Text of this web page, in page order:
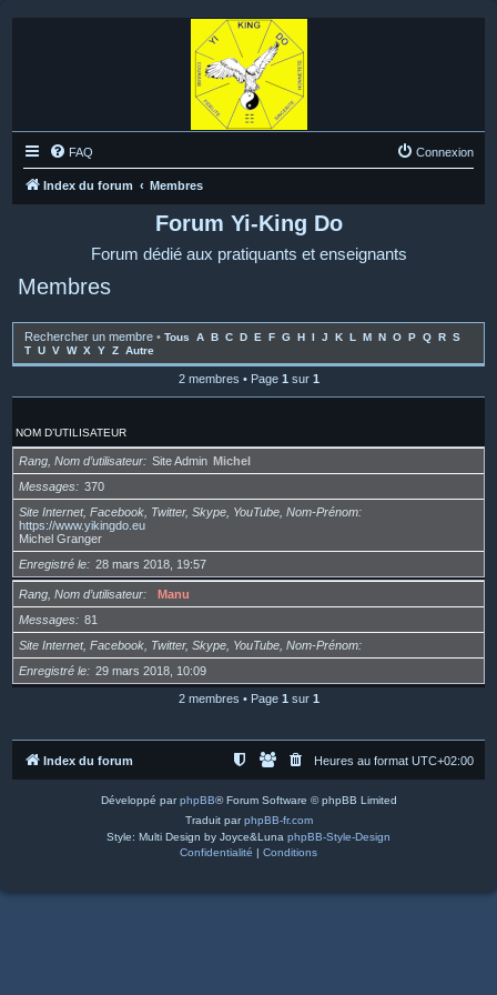
FAQ Connexion
Index du forum Membres
Forum Yi-King Do
Forum dédié aux pratiquants et enseignants
Membres
Rechercher un membre • Tous A B C D E F G H I J K L M N O P Q R S
T U V W X Y Z Autre
2 membres • Page 1 sur 1
NOM D’UTILISATEUR
Rang, Nom d’utilisateur Site Admin Michel
Messages
370
Site Internet, Facebook, Twitter, Skype, YouTube, Nom-Prénom
https://www.yikingdo.eu
Michel Granger
Enregistré le
28 mars 2018, 19:57
Rang, Nom d’utilisateur
Manu
Messages
81
Site Internet, Facebook, Twitter, Skype, YouTube, Nom-Prénom
Enregistré le
29 mars 2018, 10:09
2 membres • Page 1 sur 1
Index du forum Heures au format UTC+02:00
Développé parphpBB® Forum Software © phpBB Limited
Traduit parphpBB-fr.com
Style: Multi Design by Joyce&Luna phpBB-Style-Design
Confidentialité | Conditions